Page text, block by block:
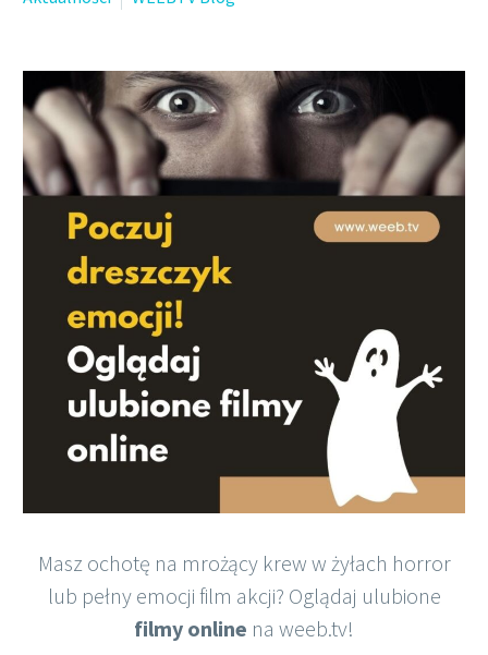
Polish
Masz ochotę na mrożący krew w żyłach horror
lub pełny emocji film akcji? Oglądaj ulubione
filmy online na weeb.tv!